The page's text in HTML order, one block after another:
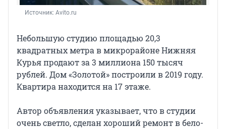
Источник: Avito.ru
Небольшую студию площадью 20,3
квадратных метра в микрорайоне Нижняя
Курья продают за 3 миллиона 150 тысяч
рублей. Дом «Золотой» построили в 2019 году.
Квартира находится на 17 этаже.
Автор объявления указывает, что в студии
очень светло, сделан хороший ремонт в бело-